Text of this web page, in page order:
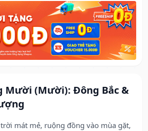
Mười (Mười): Đông Bắc &
mát mẻ, ruộng đồng vào mùa gặt,